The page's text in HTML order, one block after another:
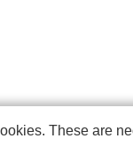
These are